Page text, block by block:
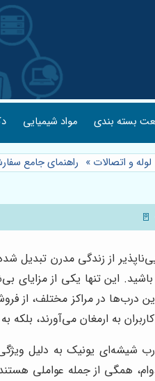
بسته بندی مواد شیمیایی
لوله و اتصالات » راهنمای جامع
از زندگی مدرن تبدیل
باشید. این تنها یکی از
در مراکز مختلف، از
به ارمغان می‌آورند،
شیشه‌ای یونیک به دلیل
همگی از جمله عواملی